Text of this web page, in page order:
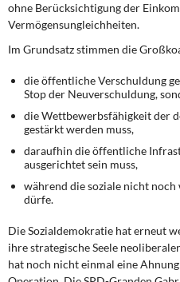
ohne Berücksichtigung der
Vermögensungleichheiten.
Im Grundsatz stimmen die
die öffentliche Verschuldung
Stop der Neuverschuldung,
die Wettbewerbsfähigkeit der
gestärkt werden muss,
daraufhin die öffentliche
ausgerichtet sein muss,
während die soziale nicht
dürfe.
Die Sozialdemokratie hat erneut
ihre strategische Seele
hat noch nicht einmal eine